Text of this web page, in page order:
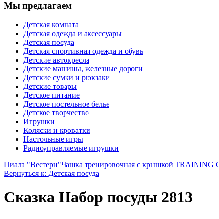
Мы предлагаем
Детская комната
Детская одежда и аксессуары
Детская посуда
Детская спортивная одежда и обувь
Детские автокресла
Детские машины, железные дороги
Детские сумки и рюкзаки
Детские товары
Детское питание
Детское постельное белье
Детское творчество
Игрушки
Коляски и кроватки
Настольные игры
Радиоуправляемые игрушки
Пиала "Вестерн"Чашка тренировочная с крышкой TRAINING
Вернуться к: Детская посуда
Сказка Набор посуды 2813